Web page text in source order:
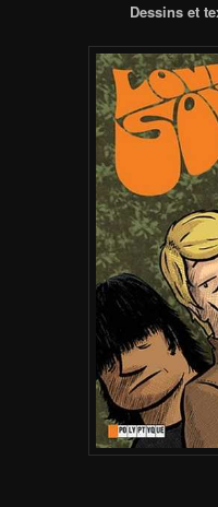
Dessins et